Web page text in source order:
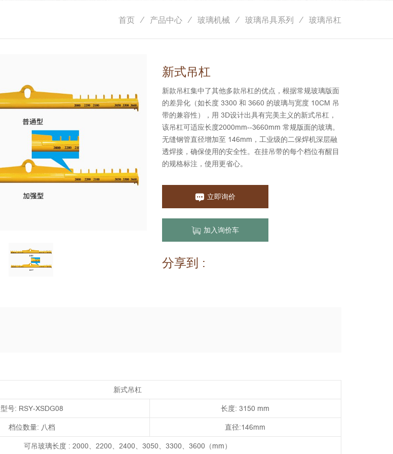
首页 产品中心 玻璃机械 玻璃吊具系列 玻璃吊杠
新式吊杠
新款吊杠集中了其他多款吊杠的优点，根据常规玻璃版面
的差异化（如长度 3300 和 3660 的玻璃与宽度 10CM 吊
带的兼容性），用 3D设计出具有完美主义的新式吊杠，
该吊杠可适应长度2000mm‐‐3660mm 常规版面的玻璃。
无缝钢管直径增加至 146mm，工业级的二保焊机深层融
透焊接，确保使用的安全性。在挂吊带的每个档位有醒目
的规格标注，使用更省心。
立即询价
加入询价车
分享到 :
新式吊杠
型号: RSY‐XSDG08
长度: 3150 mm
档位数量: 八档
直径:146mm
可吊玻璃长度 : 2000、2200、2400、3050、3300、3600（mm）